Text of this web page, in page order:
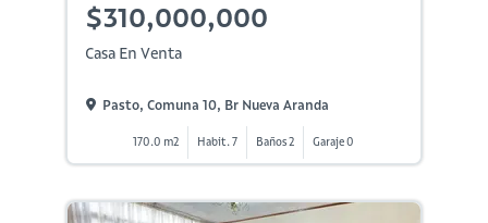
$310,000,000
Casa En Venta
Pasto, Comuna 10, Br Nueva Aranda
170.0 m2 Habit. 7 Baños 2 Garaje 0